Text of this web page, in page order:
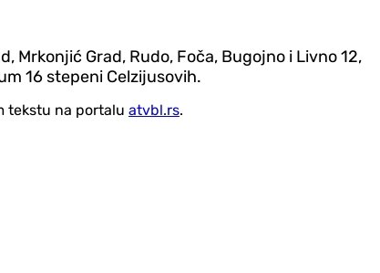
Mrkonjić Grad, Rudo, Foča, Bugojno i Livno 12,
16 stepeni Celzijusovih.
tekstu na portalu atvbl.rs.